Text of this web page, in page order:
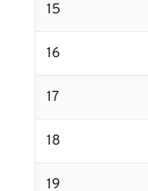
15
16
17
18
19